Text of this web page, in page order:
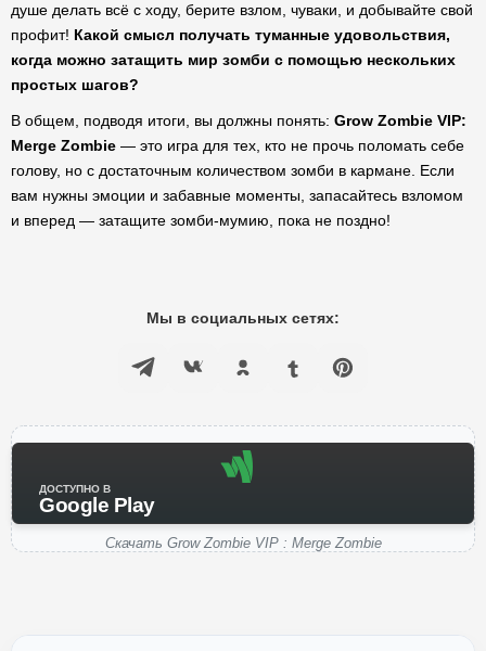
душе делать всё с ходу, берите взлом, чуваки, и добывайте свой
профит! Какой смысл получать туманные удовольствия,
когда можно затащить мир зомби с помощью нескольких
простых шагов?
В общем, подводя итоги, вы должны понять: Grow Zombie VIP:
Merge Zombie — это игра для тех, кто не прочь поломать себе
голову, но с достаточным количеством зомби в кармане. Если
вам нужны эмоции и забавные моменты, запасайтесь взломом
и вперед — затащите зомби-мумию, пока не поздно!
Мы в социальных сетях:
ДОСТУПНО В
Google Play
Скачать Grow Zombie VIP : Merge Zombie